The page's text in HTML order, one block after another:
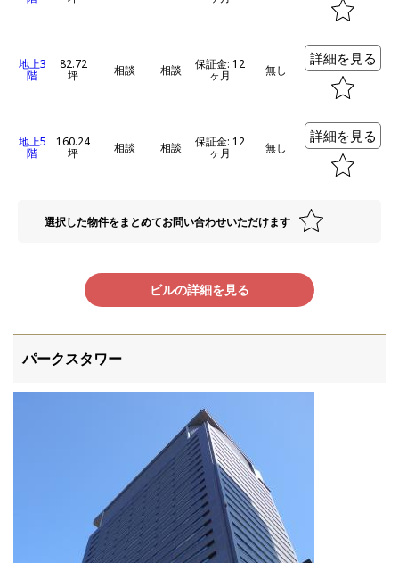
地上3
階
82.72
坪 相談 相談 保証金: 12
ヶ月 無し
詳細を見る
地上5
階
160.24
坪 相談 相談 保証金: 12
ヶ月 無し
詳細を見る
選択した物件をまとめてお問い合わせいただけます
ビルの詳細を見る
パークスタワー